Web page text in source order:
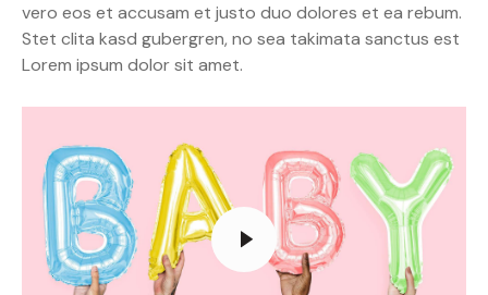
vero eos et accusam et justo duo dolores et ea rebum.
Stet clita kasd gubergren, no sea takimata sanctus est
Lorem ipsum dolor sit amet.